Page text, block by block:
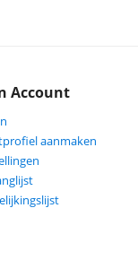
Account
aanmaken